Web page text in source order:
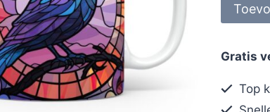
Gratis
Top